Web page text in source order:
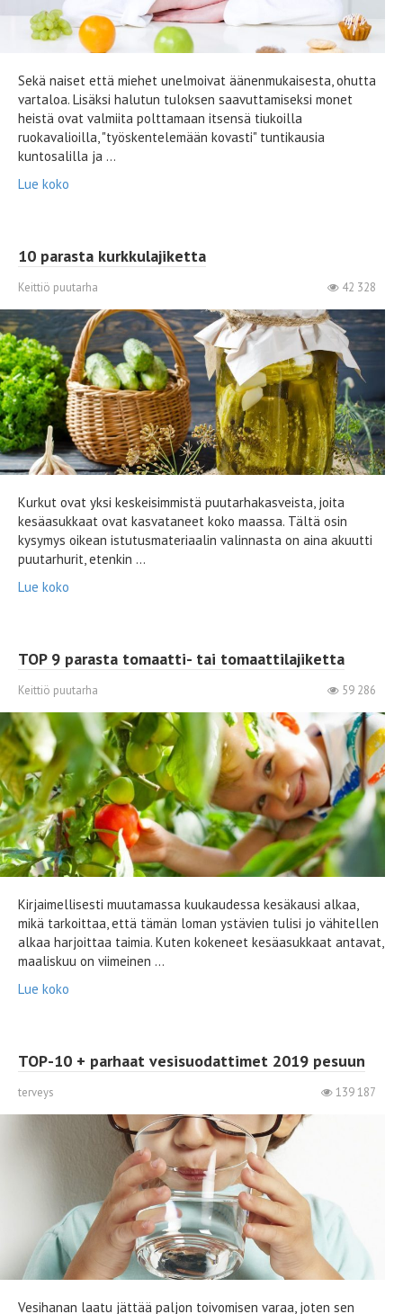
Sekä naiset että miehet unelmoivat äänenmukaisesta, ohutta
vartaloa. Lisäksi halutun tuloksen saavuttamiseksi monet
heistä ovat valmiita polttamaan itsensä tiukoilla
ruokavalioilla, "työskentelemään kovasti" tuntikausia
kuntosalilla ja ...
Lue koko
10 parasta kurkkulajiketta
Keittiö puutarha 42 328
Kurkut ovat yksi keskeisimmistä puutarhakasveista, joita
kesäasukkaat ovat kasvataneet koko maassa. Tältä osin
kysymys oikean istutusmateriaalin valinnasta on aina akuutti
puutarhurit, etenkin ...
Lue koko
TOP 9 parasta tomaatti- tai tomaattilajiketta
Keittiö puutarha 59 286
Kirjaimellisesti muutamassa kuukaudessa kesäkausi alkaa,
mikä tarkoittaa, että tämän loman ystävien tulisi jo vähitellen
alkaa harjoittaa taimia. Kuten kokeneet kesäasukkaat antavat,
maaliskuu on viimeinen ...
Lue koko
TOP-10 + parhaat vesisuodattimet 2019 pesuun
terveys 139 187
Vesihanan laatu jättää paljon toivomisen varaa, joten sen